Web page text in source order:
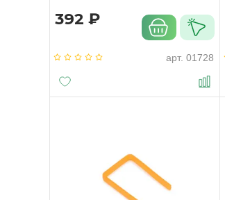
392 ₽
арт. 01728